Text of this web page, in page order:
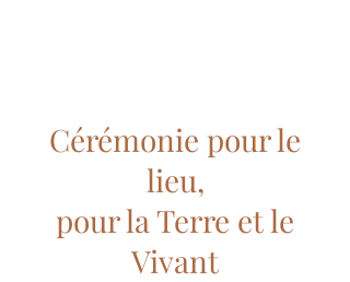
Cérémonie pour le
lieu,
pour la Terre et le
Vivant